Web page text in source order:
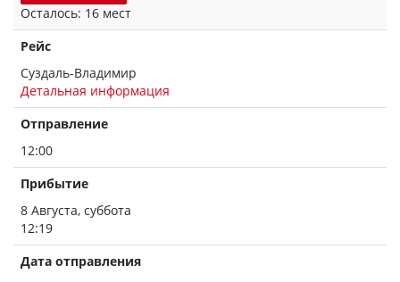
Осталось: 16 мест
Рейс
Суздаль-Владимир
Детальная информация
Отправление
12:00
Прибытие
8 Августа, суббота
12:19
Дата отправления